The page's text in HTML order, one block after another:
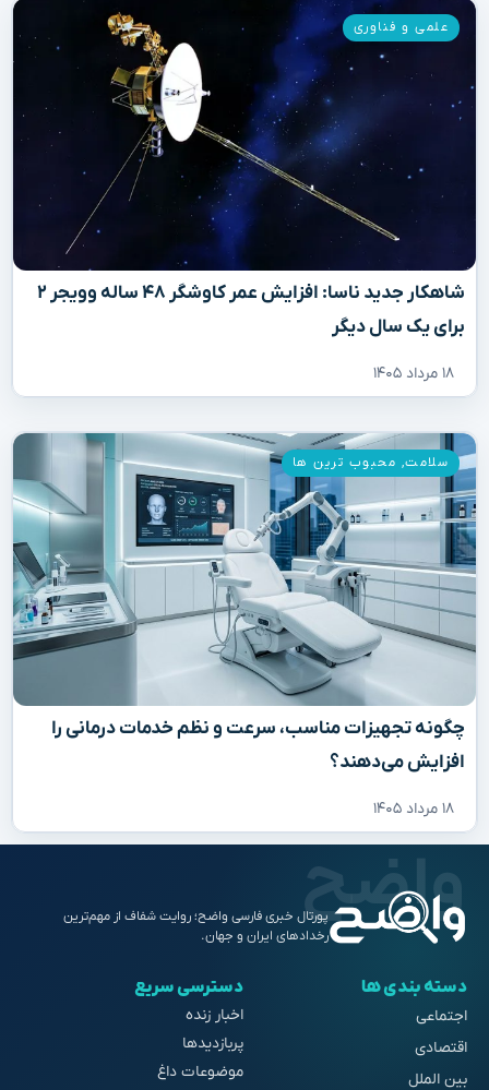
شاهکار جدید ناسا: افزایش عمر کاوشگر ۴۸ ساله وویجر ۲
برای یک سال دیگر
۱۸ مرداد ۱۴۰۵
علمی و فناوری
چگونه تجهیزات مناسب، سرعت و نظم خدمات درمانی را
افزایش می‌دهند؟
۱۸ مرداد ۱۴۰۵
سلامت, محبوب ترین ها
پورتال خبری فارسی واضح؛ روایت شفاف از مهم‌ترین
رخدادهای ایران و جهان.
دسته بندی ها
اجتماعی
اقتصادی
بین الملل
دسترسی سریع
اخبار زنده
پربازدیدها
موضوعات داغ